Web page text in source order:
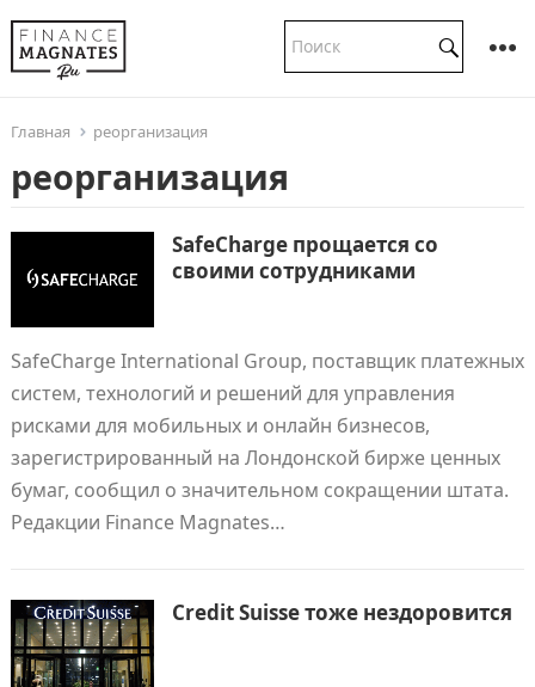
Главная реорганизация
реорганизация
SafeCharge прощается со
своими сотрудниками
SafeCharge International Group, поставщик платежных
систем, технологий и решений для управления
рисками для мобильных и онлайн бизнесов,
зарегистрированный на Лондонской бирже ценных
бумаг, сообщил о значительном сокращении штата.
Редакции Finance Magnates…
Credit Suisse тоже нездоровится